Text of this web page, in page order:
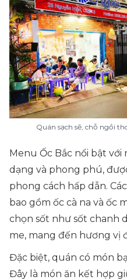
Quán sạch sẽ, chỗ ngồi
Menu Ốc Bắc nổi bật với
dạng và phong phú,
phong cách hấp dẫn.
bao gồm ốc cà na và ốc
chọn sốt như sốt chanh
me, mang đến hương vị
Đặc biệt, quán có món
Đây là món ăn kết hợp